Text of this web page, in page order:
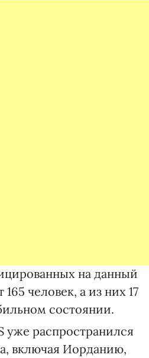
на данный
человек, а из них 17
состоянии.
уже распространился
включая Иорданию,